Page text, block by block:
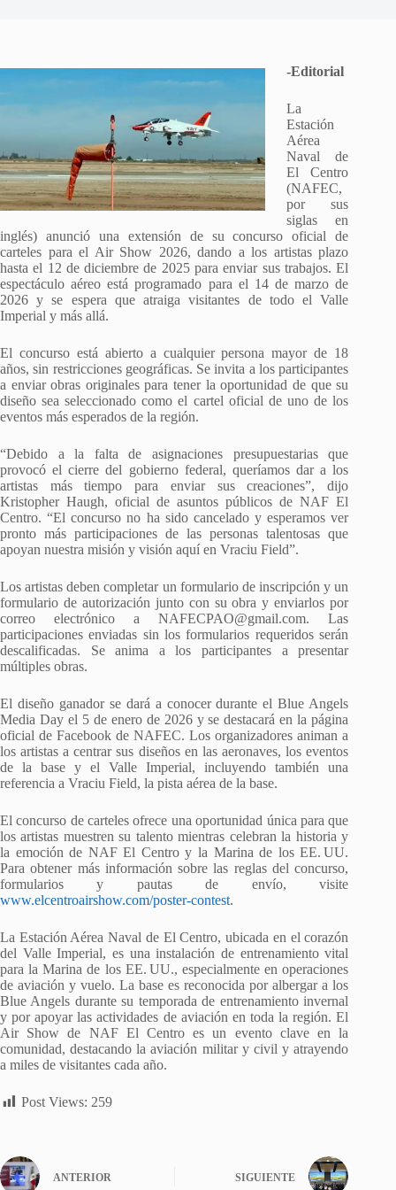
-Editorial
La
Estación
Aérea
Naval de
El Centro
(NAFEC,
por sus
siglas en
inglés) anunció una extensión de su concurso oficial de
carteles para el Air Show 2026, dando a los artistas plazo
hasta el 12 de diciembre de 2025 para enviar sus trabajos. El
espectáculo aéreo está programado para el 14 de marzo de
2026 y se espera que atraiga visitantes de todo el Valle
Imperial y más allá.
El concurso está abierto a cualquier persona mayor de 18
años, sin restricciones geográficas. Se invita a los participantes
a enviar obras originales para tener la oportunidad de que su
diseño sea seleccionado como el cartel oficial de uno de los
eventos más esperados de la región.
“Debido a la falta de asignaciones presupuestarias que
provocó el cierre del gobierno federal, queríamos dar a los
artistas más tiempo para enviar sus creaciones”, dijo
Kristopher Haugh, oficial de asuntos públicos de NAF El
Centro. “El concurso no ha sido cancelado y esperamos ver
pronto más participaciones de las personas talentosas que
apoyan nuestra misión y visión aquí en Vraciu Field”.
Los artistas deben completar un formulario de inscripción y un
formulario de autorización junto con su obra y enviarlos por
correo electrónico a NAFECPAO@gmail.com. Las
participaciones enviadas sin los formularios requeridos serán
descalificadas. Se anima a los participantes a presentar
múltiples obras.
El diseño ganador se dará a conocer durante el Blue Angels
Media Day el 5 de enero de 2026 y se destacará en la página
oficial de Facebook de NAFEC. Los organizadores animan a
los artistas a centrar sus diseños en las aeronaves, los eventos
de la base y el Valle Imperial, incluyendo también una
referencia a Vraciu Field, la pista aérea de la base.
El concurso de carteles ofrece una oportunidad única para que
los artistas muestren su talento mientras celebran la historia y
la emoción de NAF El Centro y la Marina de los EE. UU.
Para obtener más información sobre las reglas del concurso,
formularios y pautas de envío, visite
www.elcentroairshow.com/poster-contest.
La Estación Aérea Naval de El Centro, ubicada en el corazón
del Valle Imperial, es una instalación de entrenamiento vital
para la Marina de los EE. UU., especialmente en operaciones
de aviación y vuelo. La base es reconocida por albergar a los
Blue Angels durante su temporada de entrenamiento invernal
y por apoyar las actividades de aviación en toda la región. El
Air Show de NAF El Centro es un evento clave en la
comunidad, destacando la aviación militar y civil y atrayendo
a miles de visitantes cada año.
Post Views: 259
ANTERIOR SIGUIENTE